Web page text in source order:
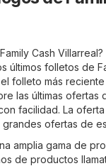
Cash
últimos folletos de
folleto más
las últimas ofertas
facilidad. La
ofertas de
amplia gama de
de productos